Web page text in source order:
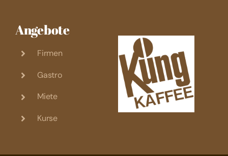
Angebote
Firmen
Gastro
Miete
Kurse